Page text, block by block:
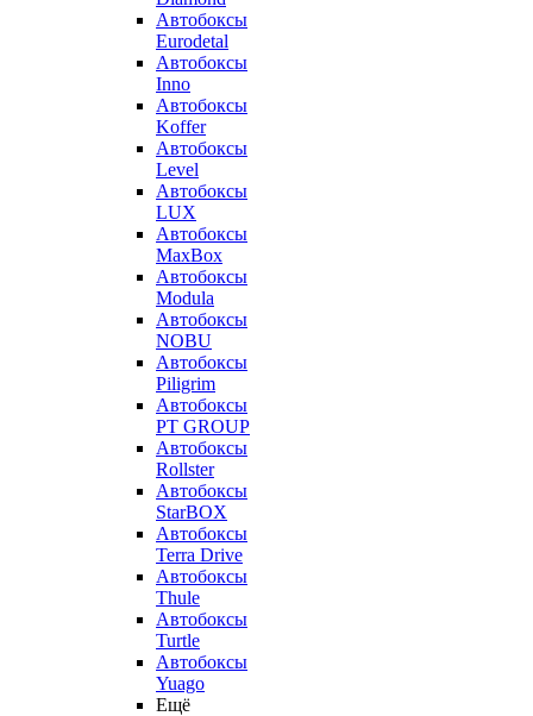
Автобоксы
Eurodetal
Автобоксы
Inno
Автобоксы
Koffer
Автобоксы
Level
Автобоксы
LUX
Автобоксы
MaxBox
Автобоксы
Modula
Автобоксы
NOBU
Автобоксы
Piligrim
Автобоксы
PT GROUP
Автобоксы
Rollster
Автобоксы
StarBOX
Автобоксы
Terra Drive
Автобоксы
Thule
Автобоксы
Turtle
Автобоксы
Yuago
Ещё